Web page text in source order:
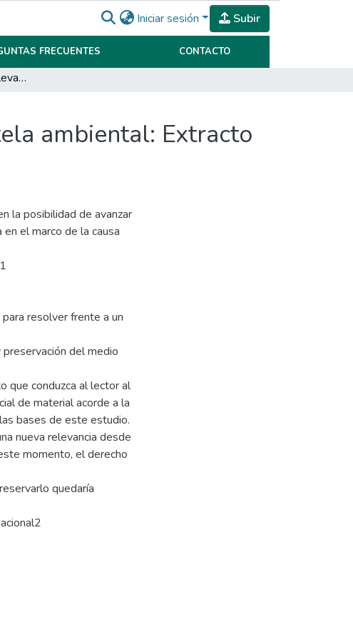
Iniciar sesión Subir
FRECUENTES CONTACTO
La Problemática de relevancia en materia de tutela ambiental: Extracto del caso “Cabaleiro”
ambiental: Extracto
la posibilidad de avanzar
el marco de la causa
resolver frente a un
del medio
que conduzca al lector al
de material acorde a la
bases de este estudio.
nueva relevancia desde
momento, el derecho
quedaría